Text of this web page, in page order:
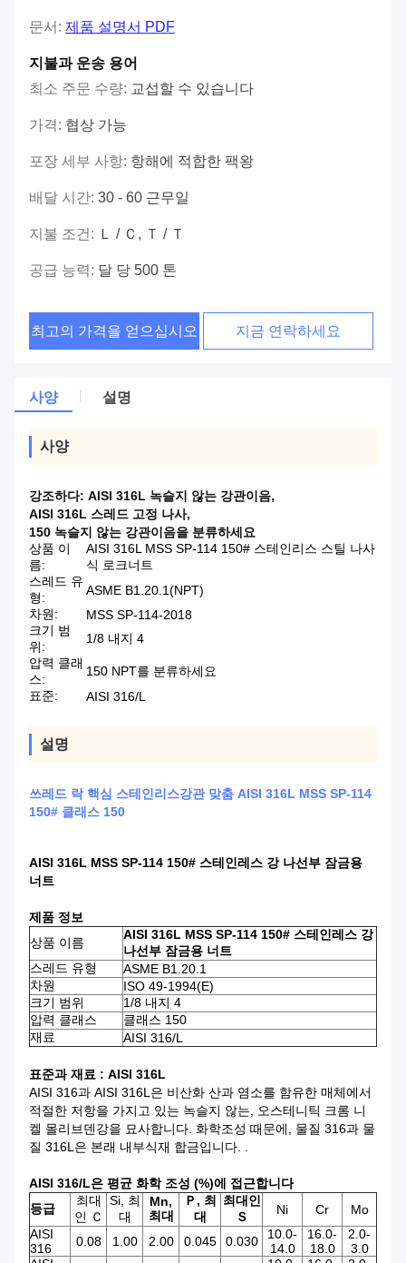
문서: 제품 설명서 PDF
지불과 운송 용어
최소 주문 수량: 교섭할 수 있습니다
가격: 협상 가능
포장 세부 사항: 항해에 적합한 팩왕
배달 시간: 30 - 60 근무일
지불 조건: Ｌ / Ｃ, Ｔ / Ｔ
공급 능력: 달 당 500 톤
최고의 가격을 얻으십시오 지금 연락하세요
사양 설명
사양
강조하다: AISI 316L 녹슬지 않는 강관이음,
AISI 316L 스레드 고정 나사,
150 녹슬지 않는 강관이음을 분류하세요
상품 이
름:
AISI 316L MSS SP-114 150# 스테인리스 스틸 나사
식 로크너트
스레드 유
형:
ASME B1.20.1(NPT)
차원:
MSS SP-114-2018
크기 범
위:
1/8 내지 4
압력 클래
스:
150 NPT를 분류하세요
표준:
AISI 316/L
설명
쓰레드 락 핵심 스테인리스강관 맞춤 AISI 316L MSS SP-114
150# 클래스 150
AISI 316L MSS SP-114 150# 스테인레스 강 나선부 잠금용
너트
제품 정보
상품 이름
AISI 316L MSS SP-114 150# 스테인레스 강
나선부 잠금용 너트
스레드 유형
ASME B1.20.1
차원
ISO 49-1994(E)
크기 범위
1/8 내지 4
압력 클래스
클래스 150
재료
AISI 316/L
표준과 재료 : AISI 316L
AISI 316과 AISI 316L은 비산화 산과 염소를 함유한 매체에서
적절한 저항을 가지고 있는 녹슬지 않는, 오스테니틱 크롬 니
켈 몰리브덴강을 묘사합니다. 화학조성 때문에, 물질 316과 물
질 316L은 본래 내부식재 합금입니다. .
AISI 316/L은 평균 화학 조성 (%)에 접근합니다
등급
최대
인 Ｃ
Si, 최
대
Mn,
최대
Ｐ, 최
대
최대인
Ｓ
Ni Cr
Mo
AISI
316
0.08 1.00 2.00 0.045 0.030
10.0-
14.0
16.0-
18.0
2.0-
3.0